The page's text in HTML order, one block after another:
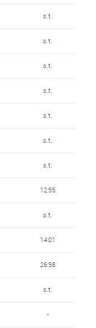
s.t.
s.t.
s.t.
s.t.
s.t.
s.t.
s.t.
12:55
s.t.
14:01
26:58
s.t.
-